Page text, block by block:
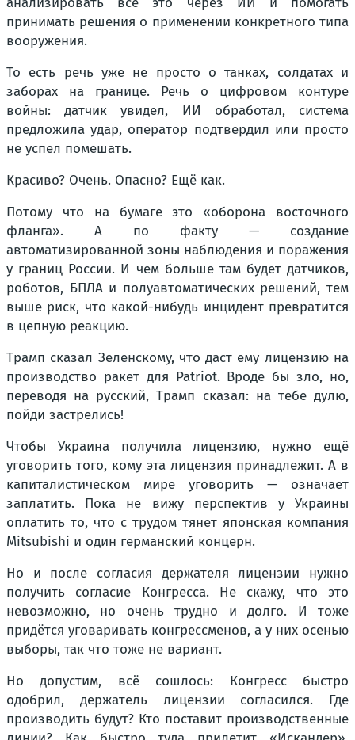
принимать решения о применении конкретного типа
вооружения.
То есть речь уже не просто о танках, солдатах и
заборах на границе. Речь о цифровом контуре
войны: датчик увидел, ИИ обработал, система
предложила удар, оператор подтвердил или просто
не успел помешать.
Красиво? Очень. Опасно? Ещё как.
Потому что на бумаге это «оборона восточного
фланга». А по факту — создание
автоматизированной зоны наблюдения и поражения
у границ России. И чем больше там будет датчиков,
роботов, БПЛА и полуавтоматических решений, тем
выше риск, что какой-нибудь инцидент превратится
в цепную реакцию.
Трамп сказал Зеленскому, что даст ему лицензию на
производство ракет для Patriot. Вроде бы зло, но,
переводя на русский, Трамп сказал: на тебе дулю,
пойди застрелись!
Чтобы Украина получила лицензию, нужно ещё
уговорить того, кому эта лицензия принадлежит. А в
капиталистическом мире уговорить — означает
заплатить. Пока не вижу перспектив у Украины
оплатить то, что с трудом тянет японская компания
Mitsubishi и один германский концерн.
Но и после согласия держателя лицензии нужно
получить согласие Конгресса. Не скажу, что это
невозможно, но очень трудно и долго. И тоже
придётся уговаривать конгрессменов, а у них осенью
выборы, так что тоже не вариант.
Но допустим, всё сошлось: Конгресс быстро
одобрил, держатель лицензии согласился. Где
производить будут? Кто поставит производственные